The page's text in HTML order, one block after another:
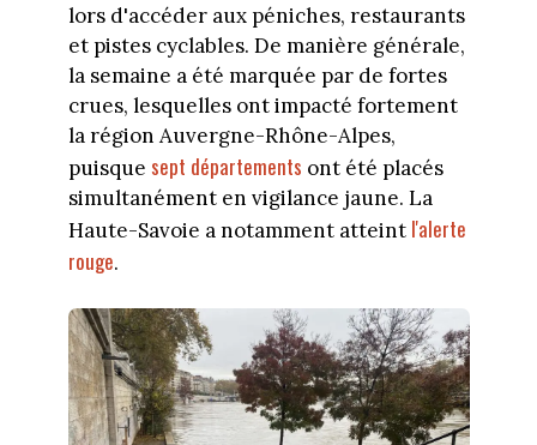
lors d'accéder aux péniches, restaurants
et pistes cyclables. De manière générale,
la semaine a été marquée par de fortes
crues, lesquelles ont impacté fortement
la région Auvergne-Rhône-Alpes,
puisque sept départements ont été placés
simultanément en vigilance jaune. La
Haute-Savoie a notamment atteintl'alerte
rouge.